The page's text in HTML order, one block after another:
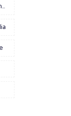
Friuli Venezia Giulia